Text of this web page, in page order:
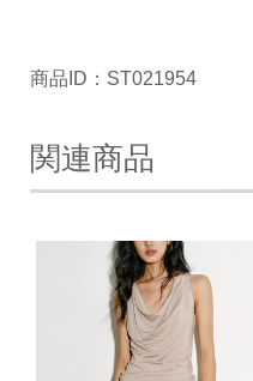
商品ID：ST021954
関連商品